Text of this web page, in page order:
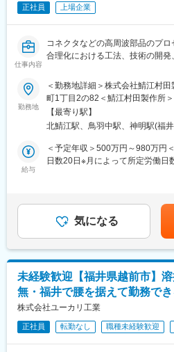
変更の範囲：会社の定める業務
業、クライアントリーダー、ダ
え、自分にあった分野・勤務地
す。
あり、様々な技術を身につける
・現在のスキルを伸ばしたい方
方、エンジニアから管理職を目
ィールドを用意しています。
また長期的なキャリアパスが描け
す。
なくお客様の課題解決に共に取
の発展に尽力してまいりました。
・重要項目として位置付ける「
な成果を生み出し、お客様の発展
変更の範囲：会社の定める業務
正社員 上場企業
仕事内容
コネクタなどの高周波部品のプ
合理化における工法、技術の開発
■詳細
・新商品の組立装置設計・組立
いて、効率性や品質向上につな
・商品開発や合理化案件での検査
検証、および立上げ
・検査・選別設備と組み立て設備
・データを収集・分析し、具体的
よびプレゼンテーション（DR）
・関連部門との課題調整、連携
部門（鯖江）等幅広く関係者と
す。
外観検査装置などはこの部門で機
行います。
★使用ツール…3D CAD
勤務地
＜勤務地詳細＞株式会社鯖江村
町1丁目2の82＜鯖江村田製作所
江駅受動喫煙対策：敷地内喫煙
定める事業所（リモートワーク含
【最寄り駅】
北鯖江駅、鳥羽中駅、神明駅(福
給与
＜予定年収＞500万円～980万円
日数20日※月によって所定労働日
昇給＋昇格時の昇給あり）【昇
月給44万円＋残業代＋賞与）別
／月給37万円＋残業代＋賞与）
歳／月給32万円＋残業代＋賞与
目安の金額であり、選考を通じ
給(月額)は固定手当を含めた表記
気になる
未経験歓迎【福井県越前市】
無・福井で腰を据えて勤務で
株式会社ユーカリ工業
正社員 転勤なし 職種未経験歓迎